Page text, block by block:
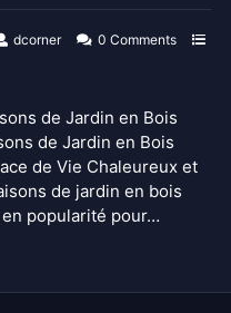
dcorner
0 Comments
de Jardin en Bois
de Jardin en Bois
de Vie Chaleureux et
de jardin en bois
popularité pour…